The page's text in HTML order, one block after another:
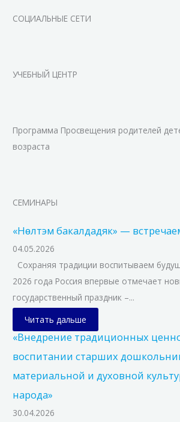
СОЦИАЛЬНЫЕ СЕТИ
УЧЕБНЫЙ ЦЕНТР
Программа Просвещения родителей
возраста
СЕМИНАРЫ
«Нɵлтэм бакалдадяк» —
04.05.2026
Сохраняя традиции воспитываем
2026 года Россия впервые отмечает
государственный праздник –...
Читать дальше
«Внедрение традиционных
воспитании старших
материальной и духовной
народа»
30.04.2026